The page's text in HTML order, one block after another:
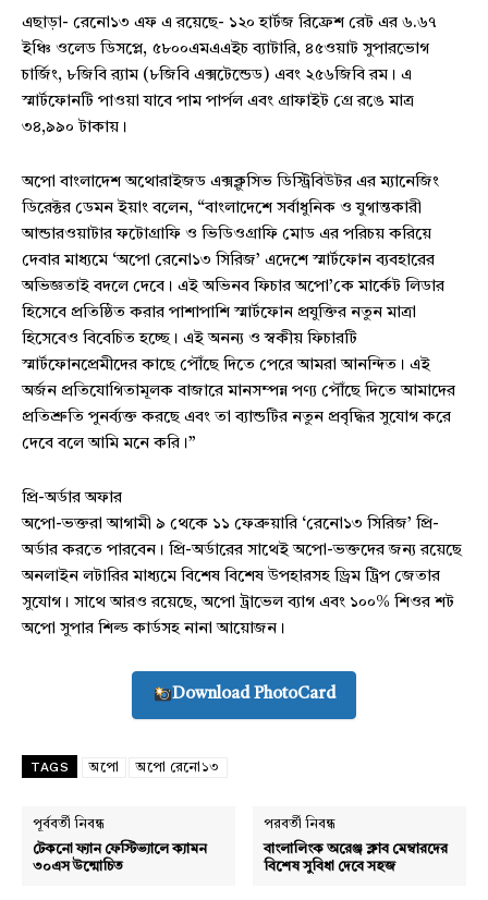
Champs21
Company
Contact us
My account
এছাড়া- রেনো১৩ এফ এ রয়েছে- ১২০ হার্টজ রিফ্রেশ রেট এর ৬.৬৭
ইঞ্চি ওলেড ডিসপ্লে, ৫৮০০এমএএইচ ব্যাটারি, ৪৫ওয়াট সুপারভোগ
চার্জিং, ৮জিবি র‍্যাম (৮জিবি এক্সটেন্ডেড) এবং ২৫৬জিবি রম। এ
স্মার্টফোনটি পাওয়া যাবে পাম পার্পল এবং গ্রাফাইট গ্রে রঙে মাত্র
৩৪,৯৯০ টাকায়।
অপো বাংলাদেশ অথোরাইজড এক্সক্লুসিভ ডিস্ট্রিবিউটর এর ম্যানেজিং
ডিরেক্টর ডেমন ইয়াং বলেন, “বাংলাদেশে সর্বাধুনিক ও যুগান্তকারী
আন্ডারওয়াটার ফটোগ্রাফি ও ভিডিওগ্রাফি মোড এর পরিচয় করিয়ে
দেবার মাধ্যমে ‘অপো রেনো১৩ সিরিজ’ এদেশে স্মার্টফোন ব্যবহারের
অভিজ্ঞতাই বদলে দেবে। এই অভিনব ফিচার অপো’কে মার্কেট লিডার
হিসেবে প্রতিষ্ঠিত করার পাশাপাশি স্মার্টফোন প্রযুক্তির নতুন মাত্রা
হিসেবেও বিবেচিত হচ্ছে। এই অনন্য ও স্বকীয় ফিচারটি
স্মার্টফোনপ্রেমীদের কাছে পৌঁছে দিতে পেরে আমরা আনন্দিত। এই
অর্জন প্রতিযোগিতামূলক বাজারে মানসম্পন্ন পণ্য পৌঁছে দিতে আমাদের
প্রতিশ্রুতি পুনর্ব্যক্ত করছে এবং তা ব্যান্ডটির নতুন প্রবৃদ্ধির সুযোগ করে
দেবে বলে আমি মনে করি।”
প্রি-অর্ডার অফার
অপো-ভক্তরা আগামী ৯ থেকে ১১ ফেব্রুয়ারি ‘রেনো১৩ সিরিজ’ প্রি-
অর্ডার করতে পারবেন। প্রি-অর্ডারের সাথেই অপো-ভক্তদের জন্য রয়েছে
অনলাইন লটারির মাধ্যমে বিশেষ বিশেষ উপহারসহ ড্রিম ট্রিপ জেতার
সুযোগ। সাথে আরও রয়েছে, অপো ট্রাভেল ব্যাগ এবং ১০০% শিওর শট
অপো সুপার শিল্ড কার্ডসহ নানা আয়োজন।
Download PhotoCard
TAGS অপো অপো রেনো১৩
পূর্ববর্তী নিবন্ধ
টেকনো ফ্যান ফেস্টিভ্যালে ক্যামন
৩০এস উন্মোচিত
পরবর্তী নিবন্ধ
বাংলালিংক অরেঞ্জ ক্লাব মেম্বারদের
বিশেষ সুবিধা দেবে সহজ